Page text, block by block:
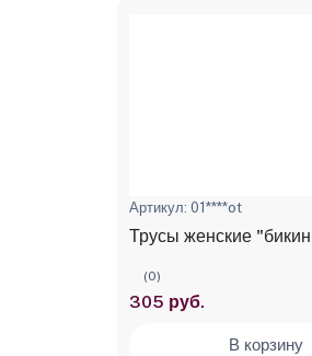
Артикул: 01****ot
Трусы женские
(0)
305 руб.
В корзину